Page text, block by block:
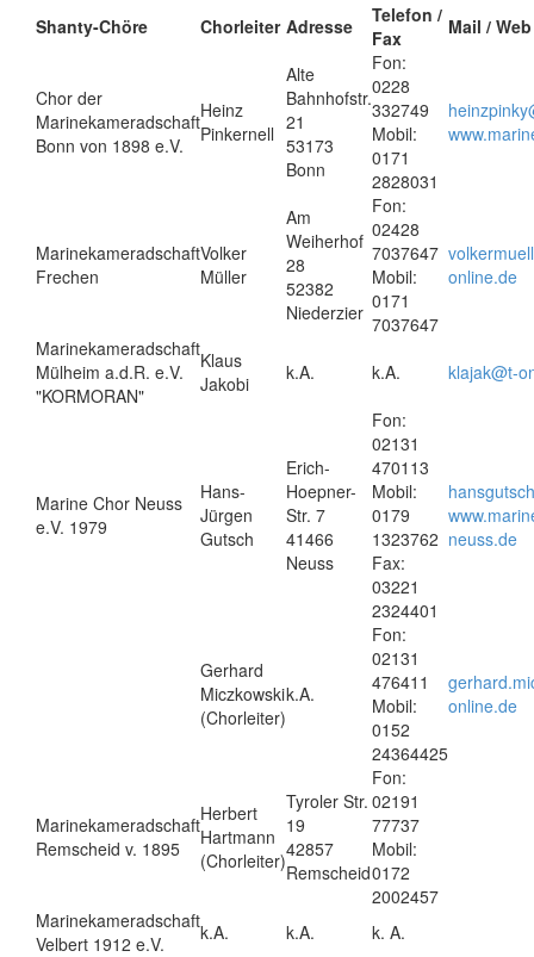
Shanty-Chöre Chorleiter Adresse
Telefon /
Fax
Mail / Web
Chor der
Marinekameradschaft
Bonn von 1898 e.V.
Heinz
Pinkernell
Alte
Bahnhofstr.
21
53173
Bonn
Fon:
0228
332749
Mobil:
0171
2828031
Marinekameradschaft
Frechen
Volker
Müller
Am
Weiherhof
28
52382
Niederzier
Fon:
02428
7037647
Mobil:
0171
7037647
online.de
Marinekameradschaft
Mülheim a.d.R. e.V.
"KORMORAN"
Klaus
Jakobi
k.A. k.A. klajak@t-
Marine Chor Neuss
e.V. 1979
Hans-
Jürgen
Gutsch
Erich-
Hoepner-
Str. 7
41466
Neuss
Fon:
02131
470113
Mobil:
0179
1323762
Fax:
03221
2324401
neuss.de
Gerhard
Miczkowski
(Chorleiter)
k.A.
Fon:
02131
476411
Mobil:
0152
24364425
online.de
Marinekameradschaft
Remscheid v. 1895
Herbert
Hartmann
(Chorleiter)
Tyroler Str.
19
42857
Remscheid
Fon:
02191
77737
Mobil:
0172
2002457
Marinekameradschaft
Velbert 1912 e.V.
k.A. k.A. k. A.